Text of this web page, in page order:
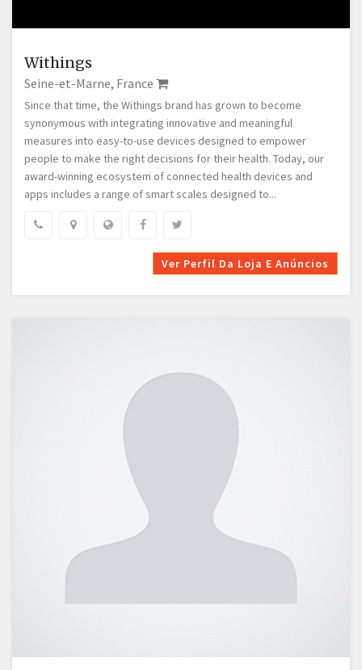
Withings
Seine-et-Marne, France
Since that time, the Withings brand has grown to become
synonymous with integrating innovative and meaningful
measures into easy-to-use devices designed to empower
people to make the right decisions for their health. Today, our
award-winning ecosystem of connected health devices and
apps includes a range of smart scales designed to...
Ver Perfil Da Loja E Anúncios